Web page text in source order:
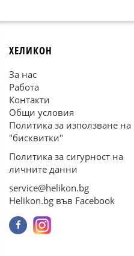
ХЕЛИКОН
За нас
Работа
Контакти
Общи условия
Политика за използване на
"бисквитки"
Политика за сигурност на
личните данни
service@helikon.bg
Helikon.bg във Facebook